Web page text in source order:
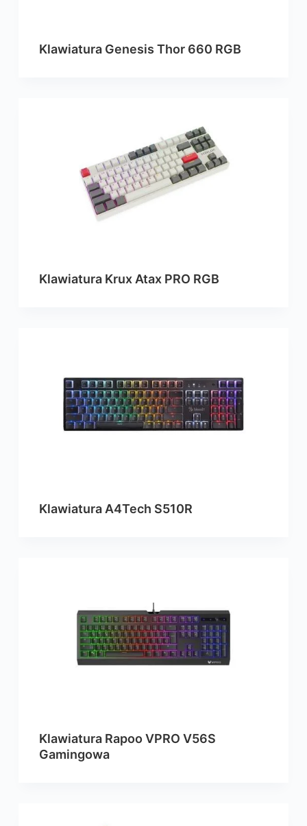
Klawiatura Genesis Thor 660 RGB
Klawiatura Krux Atax PRO RGB
Klawiatura A4Tech S510R
Klawiatura Rapoo VPRO V56S
Gamingowa